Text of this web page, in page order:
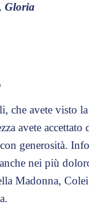
Gloria
che avete visto
avete
generosità.
nei più
Madonna,